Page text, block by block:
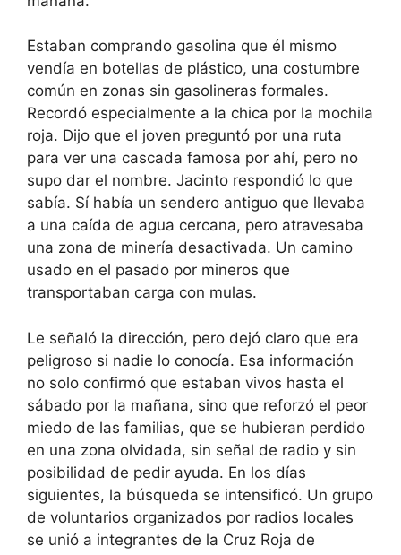
Estaban comprando gasolina que él mismo
vendía en botellas de plástico, una costumbre
común en zonas sin gasolineras formales.
Recordó especialmente a la chica por la mochila
roja. Dijo que el joven preguntó por una ruta
para ver una cascada famosa por ahí, pero no
supo dar el nombre. Jacinto respondió lo que
sabía. Sí había un sendero antiguo que llevaba
a una caída de agua cercana, pero atravesaba
una zona de minería desactivada. Un camino
usado en el pasado por mineros que
transportaban carga con mulas.
Le señaló la dirección, pero dejó claro que era
peligroso si nadie lo conocía. Esa información
no solo confirmó que estaban vivos hasta el
sábado por la mañana, sino que reforzó el peor
miedo de las familias, que se hubieran perdido
en una zona olvidada, sin señal de radio y sin
posibilidad de pedir ayuda. En los días
siguientes, la búsqueda se intensificó. Un grupo
de voluntarios organizados por radios locales
se unió a integrantes de la Cruz Roja de